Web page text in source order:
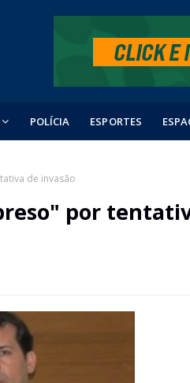
POLÍCIA ESPORTES
de invasão
por